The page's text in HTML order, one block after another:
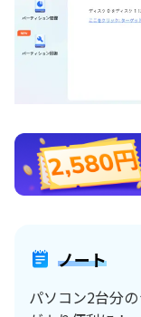
ノート
パソコン2台分